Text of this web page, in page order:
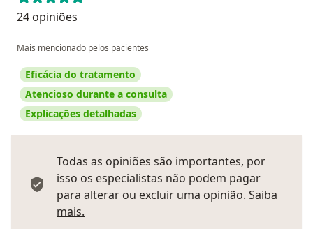
24 opiniões
Mais mencionado pelos pacientes
Eficácia do tratamento
Atencioso durante a consulta
Explicações detalhadas
Todas as opiniões são importantes, por
isso os especialistas não podem pagar
para alterar ou excluir uma opinião. Saiba
mais.